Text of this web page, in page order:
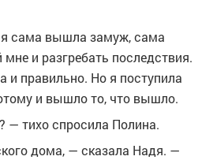
сама вышла замуж, сама
и разгребать последствия.
и правильно. Но я поступила
и вышло то, что вышло.
— тихо спросила Полина.
дома, — сказала Надя. —